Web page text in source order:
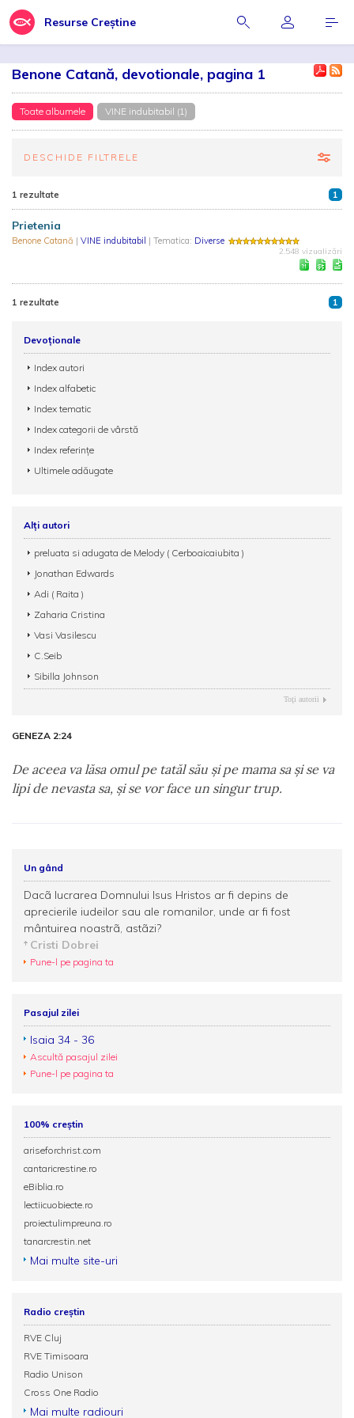
Resurse Creștine
Benone Catană, devotionale, pagina 1
Toate albumele VINE indubitabil (1)
DESCHIDE FILTRELE
1 rezultate 1
Prietenia
Benone Catană | VINE indubitabil | Tematica: Diverse
2.548 vizualizări
1 rezultate 1
Devoționale
Index autori
Index alfabetic
Index tematic
Index categorii de vârstă
Index referințe
Ultimele adăugate
Alți autori
preluata si adugata de Melody ( Cerboaicaiubita )
Jonathan Edwards
Adi ( Raita )
Zaharia Cristina
Vasi Vasilescu
C.Seib
Sibilla Johnson
Toţi autorii
GENEZA 2:24
De aceea va lăsa omul pe tatăl său şi pe mama sa şi se va
lipi de nevasta sa, şi se vor face un singur trup.
Un gând
Dacã lucrarea Domnului Isus Hristos ar fi depins de
aprecierile iudeilor sau ale romanilor, unde ar fi fost
mântuirea noastrã, astãzi?
Cristi Dobrei
Pune-l pe pagina ta
Pasajul zilei
Isaia 34 - 36
Ascultă pasajul zilei
Pune-l pe pagina ta
100% creștin
ariseforchrist.com
cantaricrestine.ro
eBiblia.ro
lectiicuobiecte.ro
proiectulimpreuna.ro
tanarcrestin.net
Mai multe site-uri
Radio creștin
RVE Cluj
RVE Timisoara
Radio Unison
Cross One Radio
Mai multe radiouri